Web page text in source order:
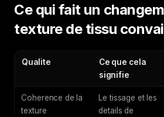
Ce qui fait un
texture de tissu
Qualite
Ce que cela
signifie
Coherence de la
texture
Le tissage et les
details de